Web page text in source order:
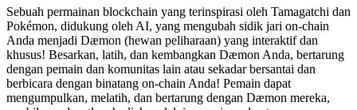
Sebuah permainan blockchain yang terinspirasi oleh Tamagatchi dan
Pokémon, didukung oleh AI, yang mengubah sidik jari on-chain
Anda menjadi Dæmon (hewan peliharaan) yang interaktif dan
khusus! Besarkan, latih, dan kembangkan Dæmon Anda, bertarung
dengan pemain dan komunitas lain atau sekadar bersantai dan
berbicara dengan binatang on-chain Anda! Pemain dapat
mengumpulkan, melatih, dan bertarung dengan Dæmon mereka,